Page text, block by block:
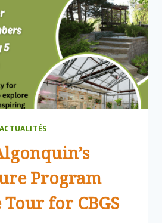
ACTUALITÉS
Program
for CBGS